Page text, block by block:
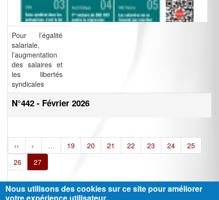
Pour l’égalité
salariale,
l’augmentation
des salaires et
les libertés
syndicales
N°442 - Février 2026
‹‹ ‹ … 19 20 21 22 23 24
25
26
27
Nous utilisons des cookies sur ce site pour améliorer